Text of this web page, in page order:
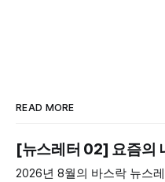
READ MORE
[뉴스레터 02] 요즘의
2026년 8월의 바스락 뉴스